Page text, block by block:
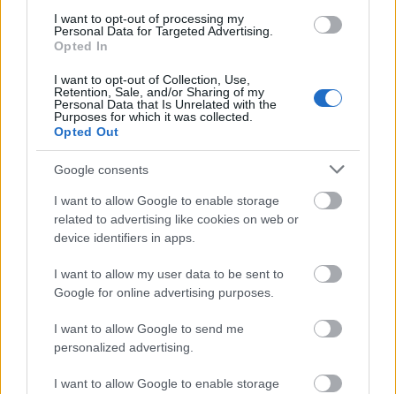
I want to opt-out of processing my
Personal Data for Targeted Advertising.
Opted In
I want to opt-out of Collection, Use,
Retention, Sale, and/or Sharing of my
Personal Data that Is Unrelated with the
Purposes for which it was collected.
Opted Out
Google consents
I want to allow Google to enable storage
related to advertising like cookies on web or
device identifiers in apps.
I want to allow my user data to be sent to
Google for online advertising purposes.
I want to allow Google to send me
personalized advertising.
I want to allow Google to enable storage
Η ομορφιά της απλότητας δημιουργεί μια
χαλαρωτική ατμόσφαιρα
θέας στο δάσος, την οποία ο επισκέπτης μπορεί να
απολαύσει από τον ιδιωτικό προαύλιο χώρο ή το
πολυτελείς
κατοικίες, ιδανικές για ζευγάρια, οικογένειες ή